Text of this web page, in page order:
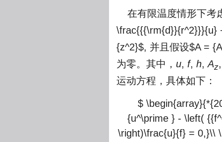
在有限温度情形下考
\frac{{{\rm{d}}{r^2}}}{u}
{z^2}$, 并且假设$A =
为零。其中， u, f, h,Az
运动方程，具体如下：
$
{u^\prime } - \left(
\right)\frac{u}{f} = 0,}\\